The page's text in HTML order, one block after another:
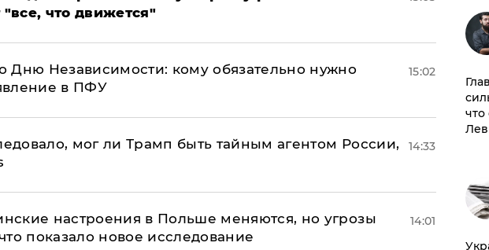
что движется"
Дню Независимости: кому обязательно нужно
в ПФУ
15:02
мог ли Трамп быть тайным агентом России,
14:33
настроения в Польше меняются, но угрозы
показало новое исследование
14:01
что